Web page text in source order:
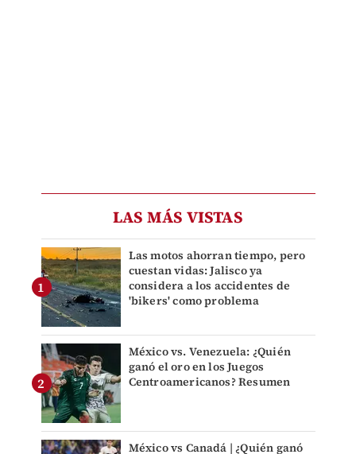
LAS MÁS VISTAS
Las motos ahorran tiempo, pero
cuestan vidas: Jalisco ya
considera a los accidentes de
'bikers' como problema
México vs. Venezuela: ¿Quién
ganó el oro en los Juegos
Centroamericanos? Resumen
México vs Canadá | ¿Quién ganó